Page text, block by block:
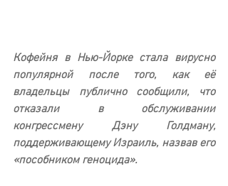
Кофейня в Нью-Йорке стала вирусно
популярной после того, как её
владельцы публично сообщили, что
отказали в обслуживании
конгрессмену Дэну Голдману,
поддерживающему Израиль, назвав его
«пособником геноцида».